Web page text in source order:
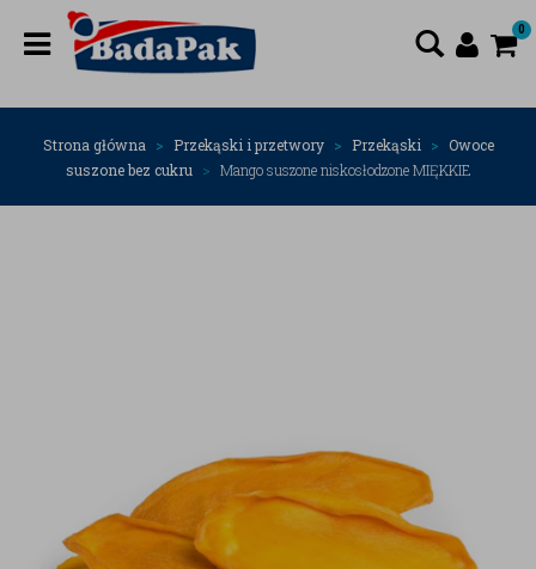
0
Strona główna Przekąski i przetwory Przekąski
Owoce
suszone bez cukru
Mango suszone niskosłodzone MIĘKKIE